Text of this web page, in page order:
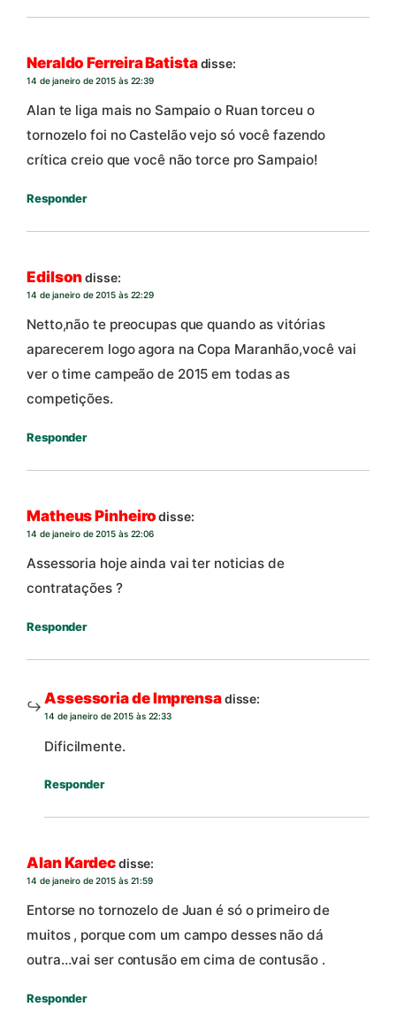
Neraldo Ferreira Batistadisse:
14 de janeiro de 2015 às 22:39
Alan te liga mais no Sampaio o Ruan torceu o
tornozelo foi no Castelão vejo só você fazendo
crítica creio que você não torce pro Sampaio!
Responder
Edilsondisse:
14 de janeiro de 2015 às 22:29
Netto,não te preocupas que quando as vitórias
aparecerem logo agora na Copa Maranhão,você vai
ver o time campeão de 2015 em todas as
competições.
Responder
Matheus Pinheirodisse:
14 de janeiro de 2015 às 22:06
Assessoria hoje ainda vai ter noticias de
contratações ?
Responder
Assessoria de Imprensadisse:
14 de janeiro de 2015 às 22:33
Dificilmente.
Responder
Alan Kardecdisse:
14 de janeiro de 2015 às 21:59
Entorse no tornozelo de Juan é só o primeiro de
muitos , porque com um campo desses não dá
outra…vai ser contusão em cima de contusão .
Responder